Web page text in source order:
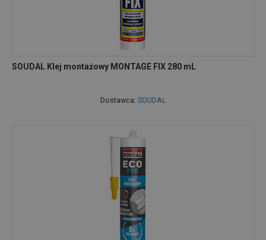
SOUDAL Klej montażowy MONTAGE FIX 280 mL
Dostawca: SOUDAL